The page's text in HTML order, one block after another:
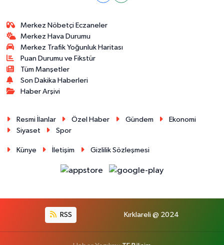
Merkez Nöbetçi Eczaneler
Merkez Hava Durumu
Merkez Trafik Yoğunluk Haritası
Puan Durumu ve Fikstür
Tüm Manşetler
Son Dakika Haberleri
Haber Arşivi
Resmi İlanlar Özel Haber Gündem
Ekonomi
Siyaset
Spor
Künye İletişim Gizlilik Sözleşmesi
RSS Kırklareli @ 2024